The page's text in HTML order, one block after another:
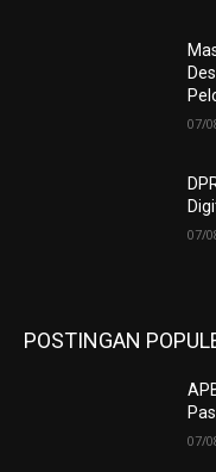
07/
07/
POSTINGAN
07/